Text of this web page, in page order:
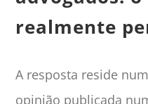
realmente
A resposta reside
opinião publicada